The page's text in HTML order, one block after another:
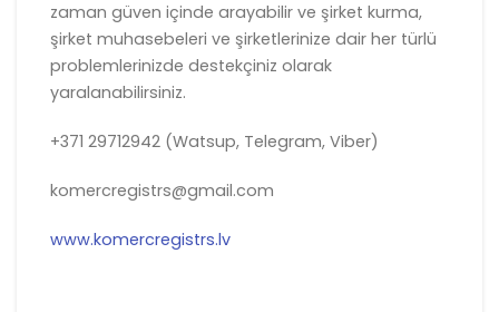
zaman güven içinde arayabilir ve şirket kurma,
şirket muhasebeleri ve şirketlerinize dair her türlü
problemlerinizde destekçiniz olarak
yaralanabilirsiniz.
+371 29712942 (Watsup, Telegram, Viber)
komercregistrs@gmail.com
www.komercregistrs.lv